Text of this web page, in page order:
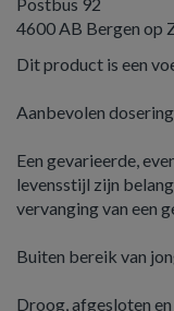
4600 AB Bergen op
Dit product is een
Aanbevolen
Een gevarieerde,
levensstijl zijn
vervanging van een
Buiten bereik van
Droog, afgesloten